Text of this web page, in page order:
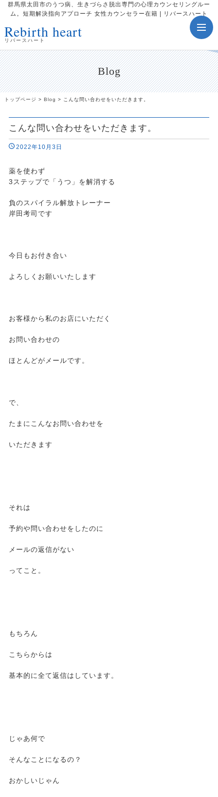
群馬県太田市のうつ病、生きづらさ脱出専門の心理カウンセリングルー
ム。短期解決指向アプローチ 女性カウンセラー在籍 | リバースハート
Rebirth heart
リバースハート
Blog
トップページ > Blog > こんな問い合わせをいただきます。
こんな問い合わせをいただきます。
2022年10月3日
薬を使わず
3ステップで「うつ」を解消する
負のスパイラル解放トレーナー
岸田考司です
今日もお付き合い
よろしくお願いいたします
お客様から私のお店にいただく
お問い合わせの
ほとんどがメールです。
で、
たまにこんなお問い合わせを
いただきます
それは
予約や問い合わせをしたのに
メールの返信がない
ってこと。
もちろん
こちらからは
基本的に全て返信はしています。
じゃあ何で
そんなことになるの？
おかしいじゃん
toggle